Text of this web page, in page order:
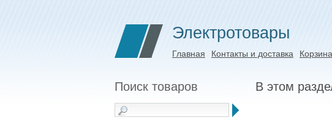
Электротовары
Главная Контакты и доставка Корзина
Поиск товаров В этом